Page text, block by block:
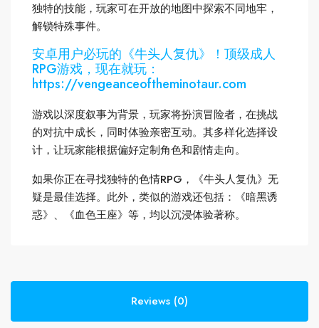
独特的技能，玩家可在开放的地图中探索不同地牢，
解锁特殊事件。
安卓用户必玩的《牛头人复仇》！顶级成人
RPG游戏，现在就玩：
https://vengeanceoftheminotaur.com
游戏以深度叙事为背景，玩家将扮演冒险者，在挑战
的对抗中成长，同时体验亲密互动。其多样化选择设
计，让玩家能根据偏好定制角色和剧情走向。
如果你正在寻找独特的色情RPG，《牛头人复仇》无
疑是最佳选择。此外，类似的游戏还包括：《暗黑诱
惑》、《血色王座》等，均以沉浸体验著称。
Reviews (0)